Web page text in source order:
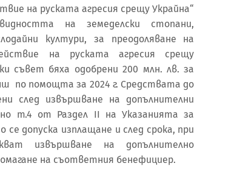
на руската агресия срещу Украйна“
на земеделски стопани,
култури, за преодоляване на
на руската агресия срещу
съвет бяха одобрени 200 млн. лв. за
по помощта за 2024 г. Средствата до
след извършване на допълнителни
т.4 от Раздел II на Указанията за
допуска изплащане и след срока, при
извършване на допълнително
на съответния бенефициер.